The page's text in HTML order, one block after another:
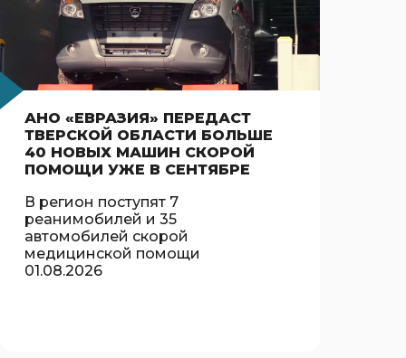
АНО «ЕВРАЗИЯ» ПЕРЕДАСТ
ТВЕРСКОЙ ОБЛАСТИ БОЛЬШЕ
40 НОВЫХ МАШИН СКОРОЙ
ПОМОЩИ УЖЕ В СЕНТЯБРЕ
В регион поступят 7
реанимобилей и 35
автомобилей скорой
медицинской помощи
01.08.2026